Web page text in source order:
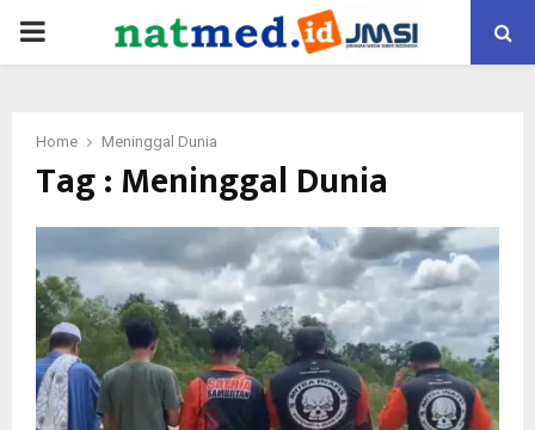
PRIMARY
Home Meninggal Dunia
Tag : Meninggal Dunia